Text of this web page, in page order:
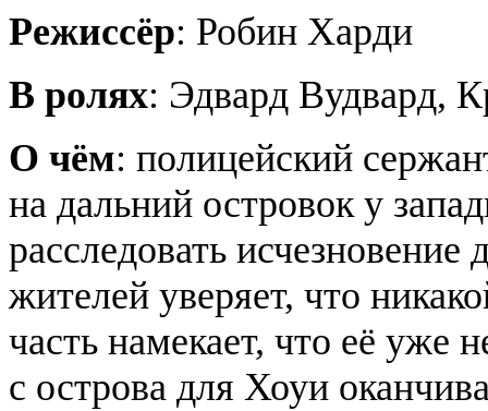
Режиссёр: Робин Харди
В ролях: Эдвард Вудвард,
О чём: полицейский
на дальний островок у
расследовать
жителей уверяет, что
часть намекает, что её уже
с острова для Хоуи